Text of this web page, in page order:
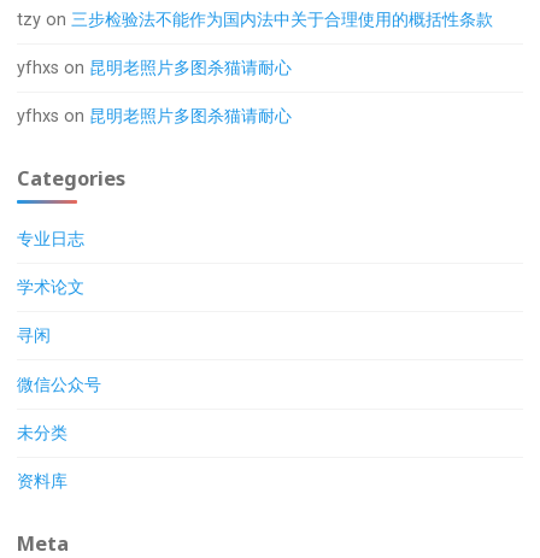
tzy on三步检验法不能作为国内法中关于合理使用的概括性条款
yfhxs on 昆明老照片多图杀猫请耐心
yfhxs on 昆明老照片多图杀猫请耐心
Categories
专业日志
学术论文
寻闲
微信公众号
未分类
资料库
Meta